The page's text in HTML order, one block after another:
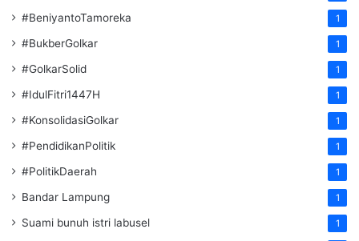
#BeniyantoTamoreka 1
#BukberGolkar 1
#GolkarSolid 1
#IdulFitri1447H 1
#KonsolidasiGolkar 1
#PendidikanPolitik 1
#PolitikDaerah 1
Bandar Lampung 1
Suami bunuh istri labusel 1